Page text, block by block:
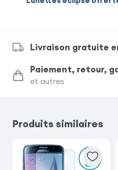
Livraison gratuite
Paiement, retour,
et autres
Produits similaires